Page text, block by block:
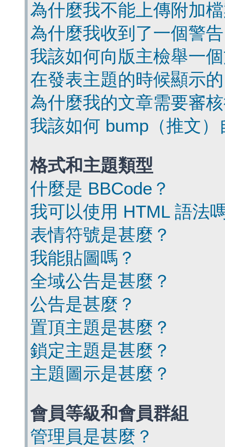
為什麼我不能上傳附加
為什麼我收到了一個警
我該如何向版主檢舉一
在發表主題的時候顯示
為什麼我的文章需要審
我該如何 bump（推文
格式和主題類型
什麼是 BBCode？
我可以使用 HTML 語法
表情符號是甚麼？
我能貼圖嗎？
全域公告是甚麼？
公告是甚麼？
置頂主題是甚麼？
鎖定主題是甚麼？
主題圖示是甚麼？
會員等級和會員群組
管理員是甚麼？